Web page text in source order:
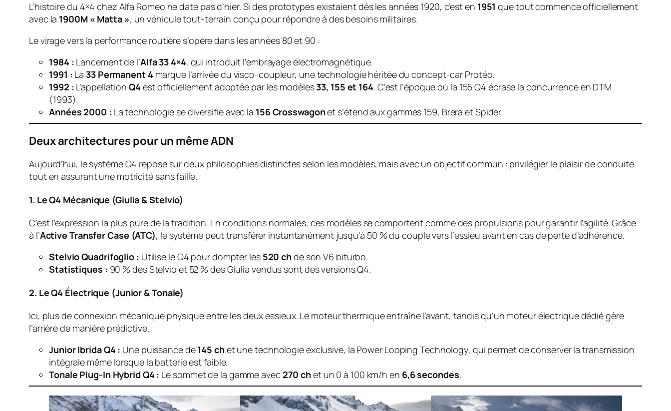
L’histoire du 4×4 chez Alfa Romeo ne date pas d’hier. Si des prototypes existaient dès les années 1920, c’est en 1951 que tout commence officiellement
avec la 1900M « Matta », un véhicule tout-terrain conçu pour répondre à des besoins militaires.
Le virage vers la performance routière s’opère dans les années 80 et 90 :
1984 : Lancement de l’Alfa 33 4×4, qui introduit l’embrayage électromagnétique.
1991 : La33 Permanent 4 marque l’arrivée du visco-coupleur, une technologie héritée du concept-car Protéo.
1992 : L’appellation Q4 est officiellement adoptée par les modèles33, 155 et 164. C’est l’époque où la 155 Q4 écrase la concurrence en DTM
(1993).
Années 2000 : La technologie se diversifie avec la 156 Crosswagonet s’étend aux gammes 159, Brera et Spider.
Deux architectures pour un même ADN
Aujourd’hui, le système Q4 repose sur deux philosophies distinctes selon les modèles, mais avec un objectif commun : privilégier le plaisir de conduite
tout en assurant une motricité sans faille.
1. Le Q4 Mécanique (Giulia & Stelvio)
C’est l’expression la plus pure de la tradition. En conditions normales, ces modèles se comportent comme des propulsions pour garantir l’agilité. Grâce
à l’Active Transfer Case (ATC), le système peut transférer instantanément jusqu’à 50 % du couple vers l’essieu avant en cas de perte d’adhérence.
Stelvio Quadrifoglio : Utilise le Q4 pour dompter les 520 chde son V6 biturbo.
Statistiques : 90 % des Stelvio et 52 % des Giulia vendus sont des versions Q4.
2. Le Q4 Électrique (Junior & Tonale)
Ici, plus de connexion mécanique physique entre les deux essieux. Le moteur thermique entraîne l’avant, tandis qu’un moteur électrique dédié gère
l’arrière de manière prédictive.
Junior Ibrida Q4 : Une puissance de145 chet une technologie exclusive, la Power Looping Technology, qui permet de conserver la transmission
intégrale même lorsque la batterie est faible.
Tonale Plug-In Hybrid Q4 : Le sommet de la gamme avec 270 chet un 0 à 100 km/h en 6,6 secondes.